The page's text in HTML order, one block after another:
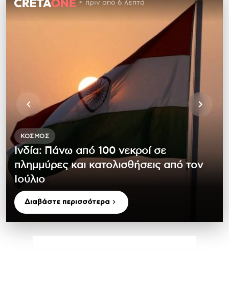
πριν από 6 λεπτά
ΚΌΣΜΟΣ
Ινδία: Πάνω από 100 νεκροί σε
πλημμύρες και κατολισθήσεις από τον
Ιούλιο
Διαβάστε περισσότερα